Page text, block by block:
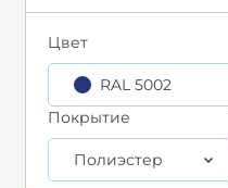
Цвет
RAL 5002
Покрытие
Полиэстер